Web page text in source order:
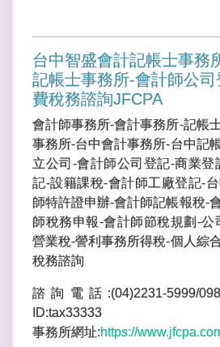
台中智盛會計記帳士事務
記帳士事務所-會計師公
費稅務諮詢JFCPA
會計師事務所-會計事務所-記帳
事務所-台中會計事務所-台中記
立公司-會計師公司登記-商業登
記-設籍課稅-會計師工廠登記-
師特許證申辦-會計師記帳報稅-
師稅務申報-會計師節稅規劃-公
營業稅-謍利事務所得稅-個人綜
稅務諮詢
諮詢電話:(04)2231-5999/
ID:tax33333
事務所網址:https://